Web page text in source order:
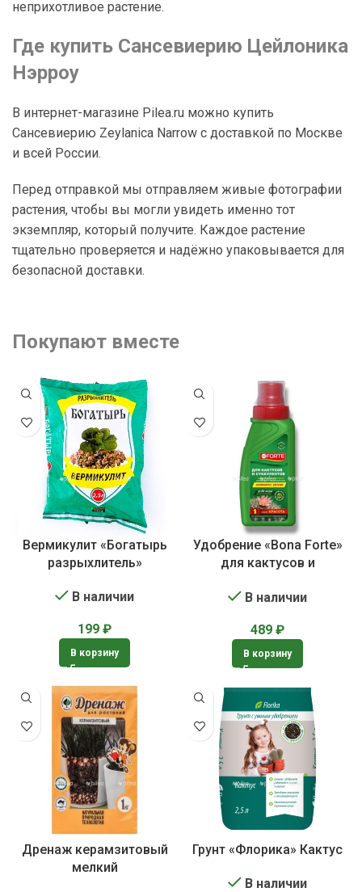
неприхотливое растение.
Где купить Сансевиерию Цейлоника
Нэрроу
В интернет-магазине Pilea.ru можно купить
Сансевиерию Zeylanica Narrow с доставкой по Москве
и всей России.
Перед отправкой мы отправляем живые фотографии
растения, чтобы вы могли увидеть именно тот
экземпляр, который получите. Каждое растение
тщательно проверяется и надёжно упаковывается для
безопасной доставки.
Покупают вместе
Вермикулит «Богатырь
разрыхлитель»
В наличии
199 ₽
В корзину
Удобрение «Bona Forte»
для кактусов и
В наличии
489 ₽
В корзину
Дренаж керамзитовый
мелкий
Грунт «Флорика» Кактус
В наличии